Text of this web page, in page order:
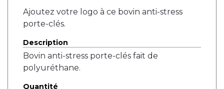
Ajoutez votre logo à ce bovin anti-stress
porte-clés.
Description
Bovin anti-stress porte-clés fait de
polyuréthane.
Quantité